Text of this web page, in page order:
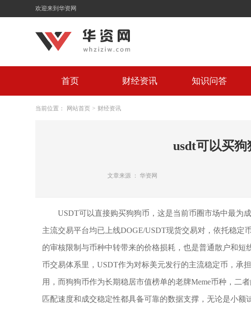
欢迎来到华资网
首页 财经资讯 知识问答
当前位置： 网站首页 > 财经资讯
usdt可以买狗
文章来源 ： 华资网
USDT可以直接购买狗狗币，这是当前币圈市场中最为
主流交易平台均已上线DOGE/USDT现货交易对，依托稳定
的审核限制与币种中转带来的价格损耗，也是普通散户和
币交易体系里，USDT作为对标美元发行的主流稳定币，承
用，而狗狗币作为长期稳居市值榜单的老牌Meme币种，二
匹配速度和成交稳定性都具备可靠的数据支撑，无论是小